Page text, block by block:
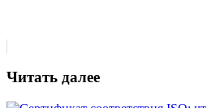
Читать далее